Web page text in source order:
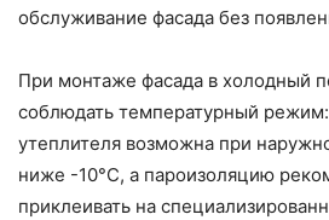
обслуживание фасада без
При монтаже фасада в холодный
соблюдать температурный режим:
утеплителя возможна при
ниже -10°C, а пароизоляцию
приклеивать на